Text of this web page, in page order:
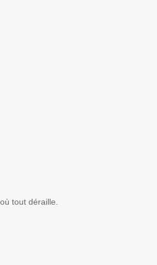
tout déraille.